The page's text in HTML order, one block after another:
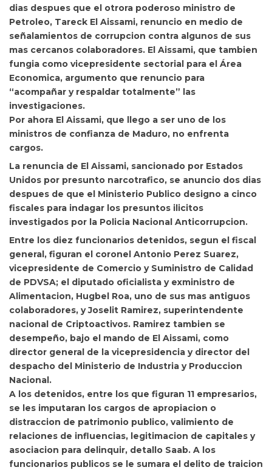
dias despues que el otrora poderoso ministro de
Petroleo, Tareck El Aissami, renuncio en medio de
señalamientos de corrupcion contra algunos de sus
mas cercanos colaboradores. El Aissami, que tambien
fungia como vicepresidente sectorial para el Área
Economica, argumento que renuncio para
“acompañar y respaldar totalmente” las
investigaciones.
Por ahora El Aissami, que llego a ser uno de los
ministros de confianza de Maduro, no enfrenta
cargos.
La renuncia de El Aissami, sancionado por Estados
Unidos por presunto narcotrafico, se anuncio dos dias
despues de que el Ministerio Publico designo a cinco
fiscales para indagar los presuntos ilicitos
investigados por la Policia Nacional Anticorrupcion.
Entre los diez funcionarios detenidos, segun el fiscal
general, figuran el coronel Antonio Perez Suarez,
vicepresidente de Comercio y Suministro de Calidad
de PDVSA; el diputado oficialista y exministro de
Alimentacion, Hugbel Roa, uno de sus mas antiguos
colaboradores, yJoselit Ramirez, superintendente
nacional de Criptoactivos. Ramirez tambien se
desempeño, bajo el mando de El Aissami, como
director general de la vicepresidencia y director del
despacho del Ministerio de Industria y Produccion
Nacional.
A los detenidos, entre los que figuran 11 empresarios,
se les imputaran los cargos de apropiacion o
distraccion de patrimonio publico, valimiento de
relaciones de influencias, legitimacion de capitales y
asociacion para delinquir, detallo Saab. A los
funcionarios publicos se le sumara el delito de traicion